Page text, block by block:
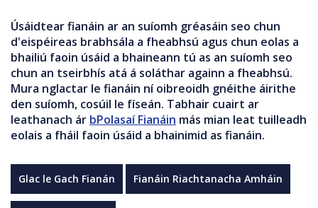
Úsáidtear fianáin ar an suíomh gréasáin seo chun
d'eispéireas brabhsála a fheabhsú agus chun eolas a
bhailiú faoin úsáid a bhaineann tú as an suíomh seo
chun an tseirbhís atá á soláthar againn a fheabhsú.
Mura nglactar le fianáin ní oibreoidh gnéithe áirithe
den suíomh, cosúil le físeán. Tabhair cuairt ar
leathanach ár bPolasaí Fianáin más mian leat tuilleadh
eolais a fháil faoin úsáid a bhainimid as fianáin.
Glac le Gach Fianán Fianáin Riachtanacha Amháin